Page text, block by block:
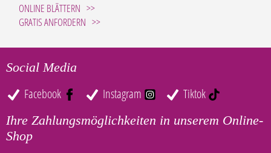
ONLINE BLÄTTERN
GRATIS ANFORDERN
Social Media
Facebook Instagram Tiktok
Ihre Zahlungsmöglichkeiten in unserem Online-
Shop